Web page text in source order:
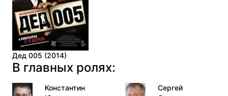
Дед 005 (2014)
В главных ролях:
Константин
Сергей